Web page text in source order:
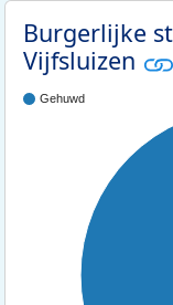
Burgerlijke
Vijfsluizen
Gehuwd